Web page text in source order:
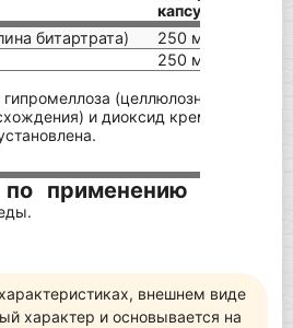
капсула)
битартрата)
250 мг
250 мг
(целлюлозная
и диоксид кремния.
применению
внешнем виде
характер и основывается на